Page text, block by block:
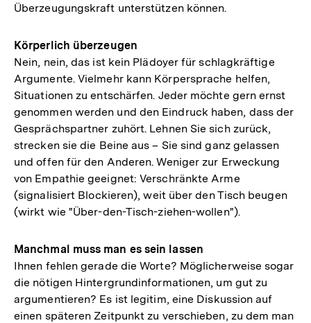
Überzeugungskraft unterstützen können.
Körperlich überzeugen
Nein, nein, das ist kein Plädoyer für schlagkräftige
Argumente. Vielmehr kann Körpersprache helfen,
Situationen zu entschärfen. Jeder möchte gern ernst
genommen werden und den Eindruck haben, dass der
Gesprächspartner zuhört. Lehnen Sie sich zurück,
strecken sie die Beine aus – Sie sind ganz gelassen
und offen für den Anderen. Weniger zur Erweckung
von Empathie geeignet: Verschränkte Arme
(signalisiert Blockieren), weit über den Tisch beugen
(wirkt wie "Über-den-Tisch-ziehen-wollen").
Manchmal muss man es sein lassen
Ihnen fehlen gerade die Worte? Möglicherweise sogar
die nötigen Hintergrundinformationen, um gut zu
argumentieren? Es ist legitim, eine Diskussion auf
einen späteren Zeitpunkt zu verschieben, zu dem man